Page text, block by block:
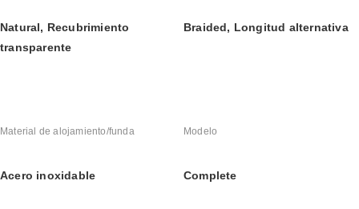
Natural, Recubrimiento
transparente
Braided, Longitud alternativa
Material de alojamiento/funda
Acero inoxidable
Modelo
Complete